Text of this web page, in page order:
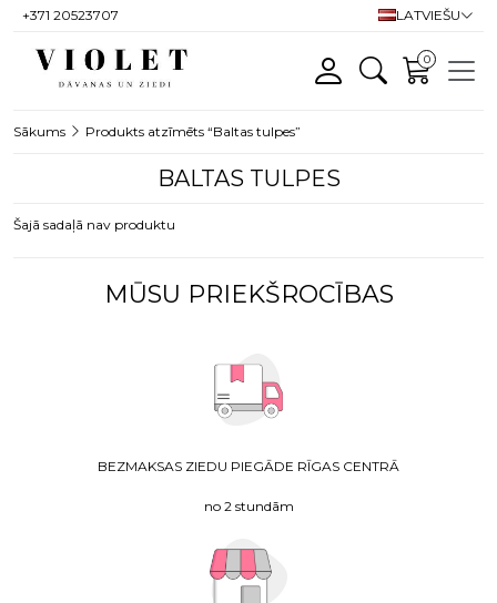
+371 20523707 LATVIEŠU
0
Sākums Produkts atzīmēts “Baltas tulpes”
BALTAS TULPES
Šajā sadaļā nav produktu
MŪSU PRIEKŠROCĪBAS
BEZMAKSAS ZIEDU PIEGĀDE RĪGAS CENTRĀ
no 2 stundām